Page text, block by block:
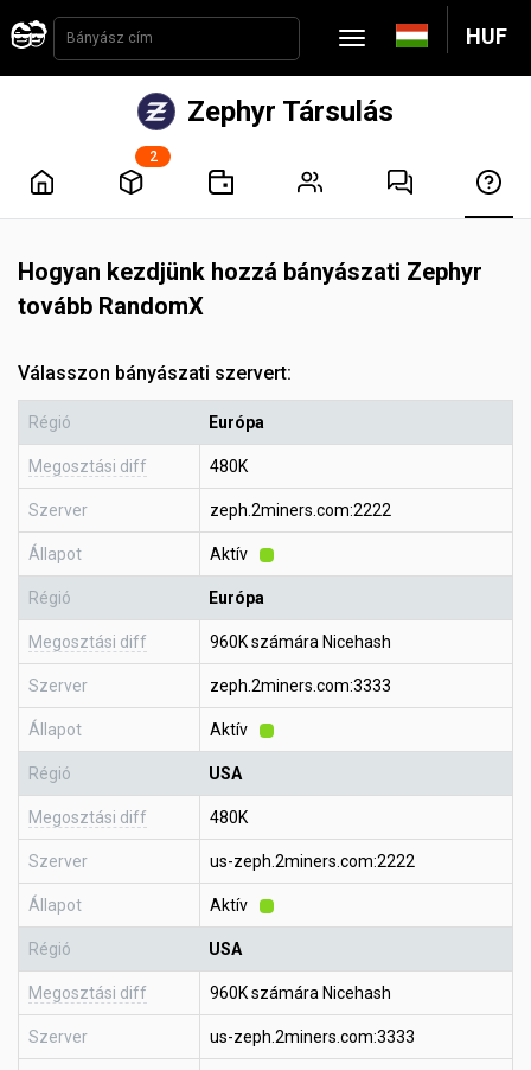
HUF
Zephyr Társulás
2
Hogyan kezdjünk hozzá bányászati Zephyr
tovább RandomX
Válasszon bányászati szervert:
Régió Európa
Megosztási diff 480K
Szerver zeph.2miners.com:2222
Állapot Aktív
Régió Európa
Megosztási diff 960K számára Nicehash
Szerver zeph.2miners.com:3333
Állapot Aktív
Régió USA
Megosztási diff 480K
Szerver us-zeph.2miners.com:2222
Állapot Aktív
Régió USA
Megosztási diff 960K számára Nicehash
Szerver us-zeph.2miners.com:3333